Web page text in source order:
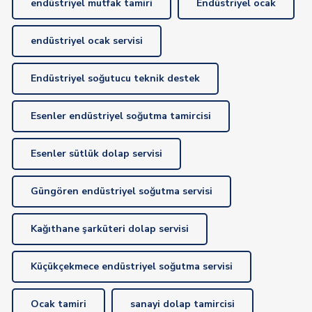
endüstriyel mutfak tamiri Endüstriyel ocak
endüstriyel ocak servisi
Endüstriyel soğutucu teknik destek
Esenler endüstriyel soğutma tamircisi
Esenler sütlük dolap servisi
Güngören endüstriyel soğutma servisi
Kağıthane şarküteri dolap servisi
Küçükçekmece endüstriyel soğutma servisi
Ocak tamiri sanayi dolap tamircisi